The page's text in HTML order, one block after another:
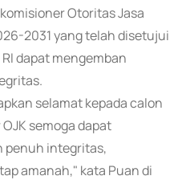
Otoritas Jasa
2031 yang telah disetujui
dapat mengemban
selamat kepada calon
semoga dapat
penuh integritas,
amanah," kata Puan di